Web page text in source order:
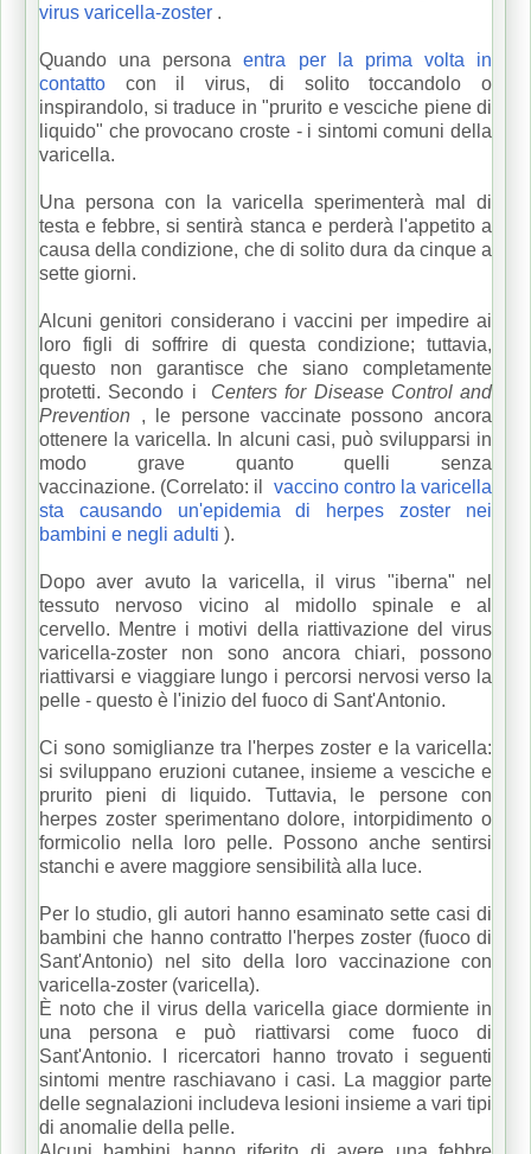
virus varicella-zoster .
Quando una personaentra per la prima volta in
contatto con il virus, di solito toccandolo o
inspirandolo, si traduce in "prurito e vesciche piene di
liquido" che provocano croste - i sintomi comuni della
varicella.
Una persona con la varicella sperimenterà mal di
testa e febbre, si sentirà stanca e perderà l'appetito a
causa della condizione, che di solito dura da cinque a
sette giorni.
Alcuni genitori considerano i vaccini per impedire ai
loro figli di soffrire di questa condizione; tuttavia,
questo non garantisce che siano completamente
protetti. Secondo i Centers for Disease Control and
Prevention , le persone vaccinate possono ancora
ottenere la varicella.
In alcuni casi, può svilupparsi in
modo grave quanto quelli senza
vaccinazione. (Correlato: il vaccino contro la varicella
sta causando un'epidemia di herpes zoster nei
bambini e negli adulti ).
Dopo aver avuto la varicella, il virus "iberna" nel
tessuto nervoso vicino al midollo spinale e al
cervello. Mentre i motivi della riattivazione del virus
varicella-zoster non sono ancora chiari, possono
riattivarsi e viaggiare lungo i percorsi nervosi verso la
pelle - questo è l'inizio del fuoco di Sant'Antonio.
Ci sono somiglianze tra l'herpes zoster e la varicella:
si sviluppano eruzioni cutanee, insieme a vesciche e
prurito pieni di liquido. Tuttavia, le persone con
herpes zoster sperimentano dolore, intorpidimento o
formicolio nella loro pelle.
Possono anche sentirsi
stanchi e avere maggiore sensibilità alla luce.
Per lo studio, gli autori hanno esaminato sette casi di
bambini che hanno contratto l'herpes zoster (fuoco di
Sant'Antonio) nel sito della loro vaccinazione con
varicella-zoster (varicella).
È noto che il virus della varicella giace dormiente in
una persona e può riattivarsi come fuoco di
Sant'Antonio.
I ricercatori hanno trovato i seguenti
sintomi mentre raschiavano i casi.
La maggior parte
delle segnalazioni includeva lesioni insieme a vari tipi
di anomalie della pelle.